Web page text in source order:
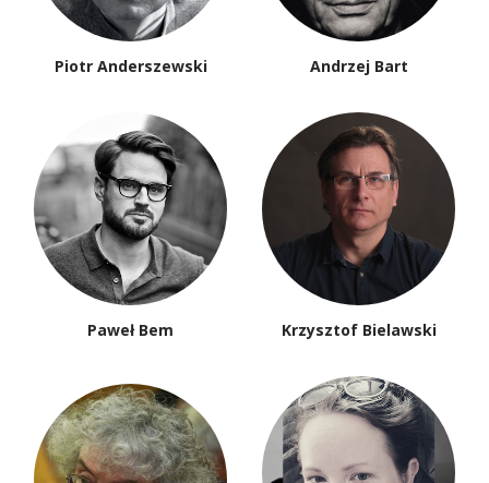
Piotr Anderszewski Andrzej Bart
Paweł Bem Krzysztof Bielawski